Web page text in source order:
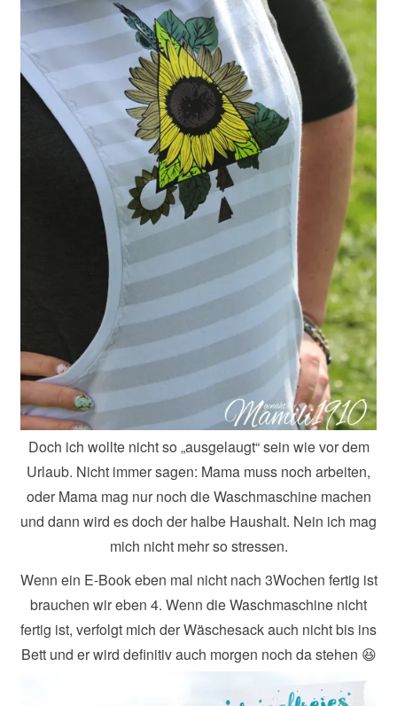
Doch ich wollte nicht so „ausgelaugt“ sein wie vor dem
Urlaub. Nicht immer sagen: Mama muss noch arbeiten,
oder Mama mag nur noch die Waschmaschine machen
und dann wird es doch der halbe Haushalt. Nein ich mag
mich nicht mehr so stressen.
Wenn ein E-Book eben mal nicht nach 3Wochen fertig ist
brauchen wir eben 4. Wenn die Waschmaschine nicht
fertig ist, verfolgt mich der Wäschesack auch nicht bis ins
Bett und er wird definitiv auch morgen noch da stehen 😆